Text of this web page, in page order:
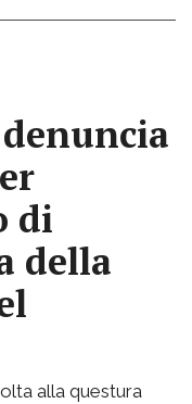
di
della
alla questura